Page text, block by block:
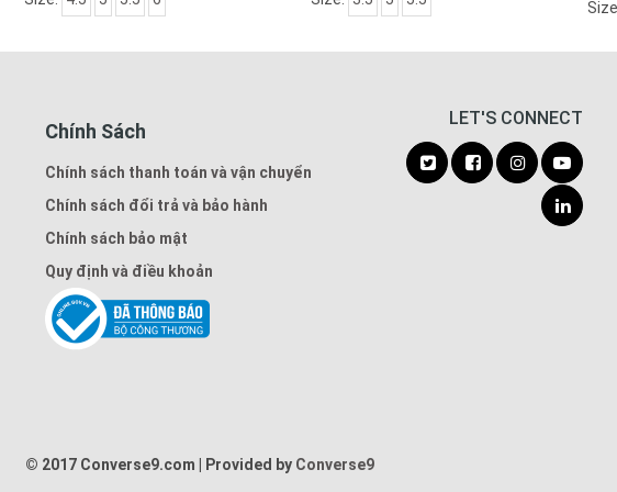
Chính Sách
Chính sách thanh toán và vận chuyển
Chính sách đổi trả và bảo hành
Chính sách bảo mật
Quy định và điều khoản
LET'S CONNECT
© 2017 Converse9.com Provided by Converse9